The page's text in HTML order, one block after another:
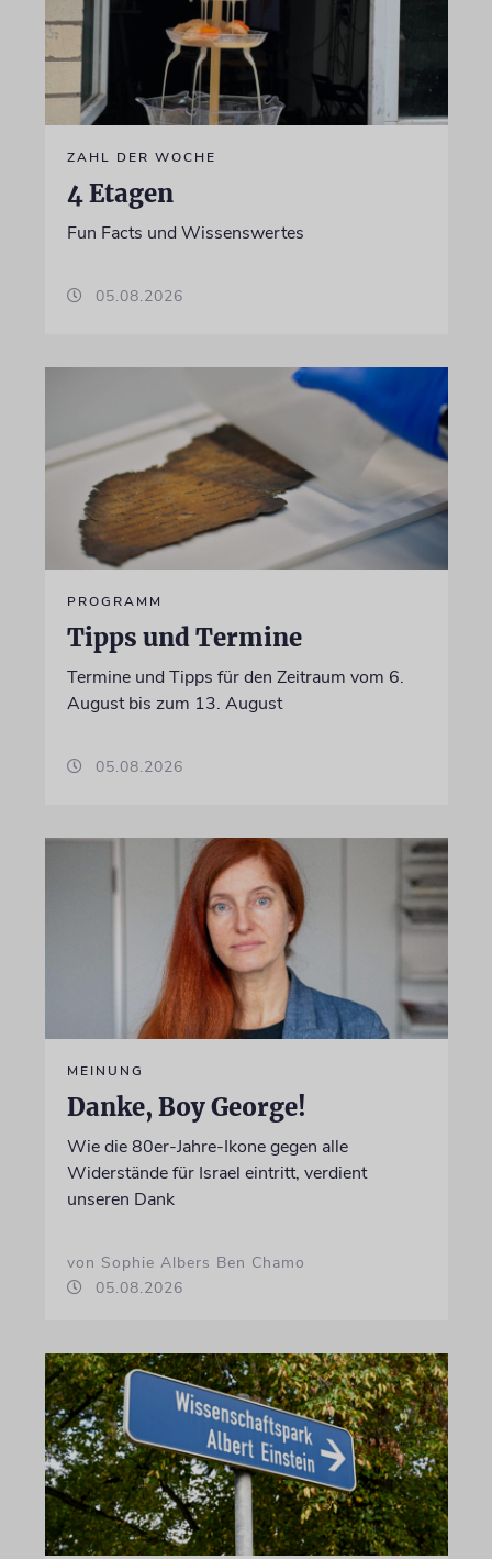
ZAHL DER WOCHE
4 Etagen
Fun Facts und Wissenswertes
05.08.2026
PROGRAMM
Tipps und Termine
Termine und Tipps für den Zeitraum vom 6.
August bis zum 13. August
05.08.2026
MEINUNG
Danke, Boy George!
Wie die 80er-Jahre-Ikone gegen alle
Widerstände für Israel eintritt, verdient
unseren Dank
von Sophie Albers Ben Chamo
05.08.2026